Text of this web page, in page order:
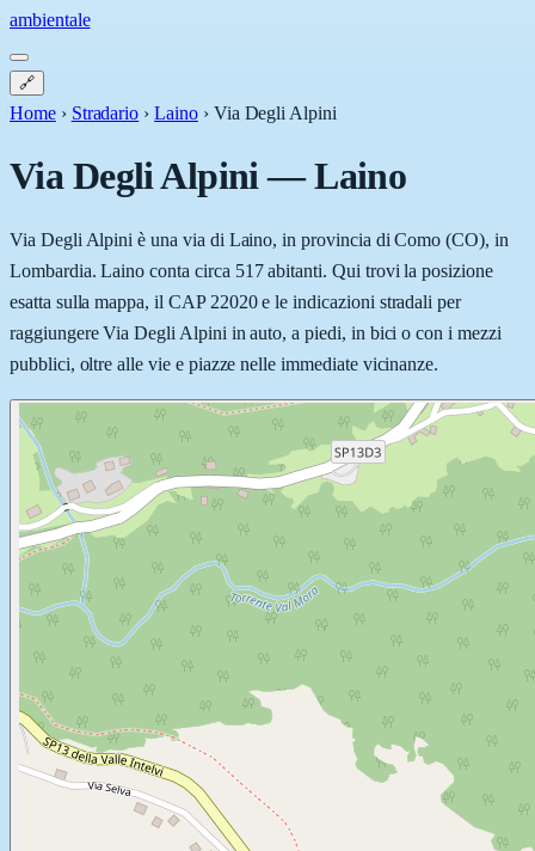
ambientale
🔗
Home › Stradario › Laino › Via Degli Alpini
Via Degli Alpini—Laino
Via Degli Alpini è una via di Laino, in provincia di Como (CO), in
Lombardia. Laino conta circa 517 abitanti. Qui trovi la posizione
esatta sulla mappa, il CAP 22020 e le indicazioni stradali per
raggiungere Via Degli Alpini in auto, a piedi, in bici o con i mezzi
pubblici, oltre alle vie e piazze nelle immediate vicinanze.